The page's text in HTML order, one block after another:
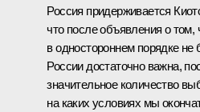
Россия придерживается
что после объявления о
в одностороннем порядке
России достаточно важна,
значительное количество
на каких условиях мы